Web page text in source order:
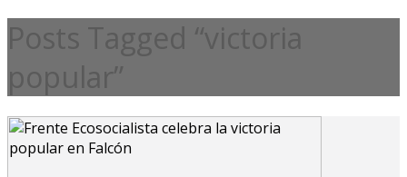
Posts Tagged “victoria
popular”